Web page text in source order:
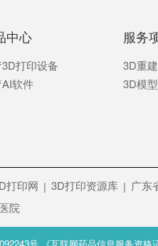
中心
打印设备
软件
服务
3D重
3D模
打印网 | 3D打印资源库 | 广东
院